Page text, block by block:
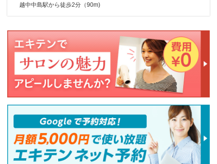
越中中島駅から徒歩2分（90m)